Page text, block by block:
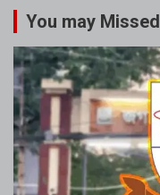
You may Missed